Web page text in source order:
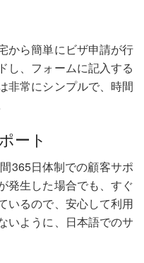
から簡単にビザ申請が行
し、フォームに記入する
非常にシンプルで、時間
ート
365日体制での顧客サポ
発生した場合でも、すぐ
いるので、安心して利用
いように、日本語でのサ